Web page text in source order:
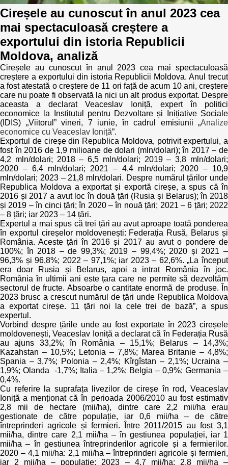
Rapoarte
Inițiative în derulare
Inițiative desfășurate
Manual de proceduri
Note & poziții​
Organigrama IDIS
Anunțuri
Consiliul consulativ internațional IDIS
Politici regionale
Bunele practici
Laborator sociometric
Transparența guvernării locale
People Watch
Proces democratic
Agenda Națională de Business
Puterea hibridă
15 minute de realism economic
Trend Hunter
Buletin EU-STRAT
Aplică la BUNELE PRACTICI
Transparența întreprinderilor de stat
Cele mai bune și cele mai proaste politici locale din
Moldova
Democrația, independența și transparența instituțiilor
publice-cheie din Moldova
Achiziții publice
Achizițiile publice în vizorul societății civile
Cireșele au cunoscut în anul 2023 cea
mai spectaculoasă creștere a
exportului din istoria Republicii
Moldova, analiză
Cireșele au cunoscut în anul 2023 cea mai spectaculoasă
creștere a exportului din istoria Republicii Moldova. Anul trecut
a fost atestată o creștere de 11 ori față de acum 10 ani, creștere
care nu poate fi observată la nici un alt produs exportat. Despre
aceasta a declarat Veaceslav Ioniță, expert în politici
economice la Institutul pentru Dezvoltare și Inițiative Sociale
(IDIS) „Viitorul” vineri, 7 iunie, în cadrul emisiunii „Analize
economice cu Veaceslav Ioniță”.
Exportul de cireșe din Republica Moldova, potrivit expertului, a
fost în 2016 de 1,9 milioane de dolari (mln/dolari); în 2017 – de
4,2 mln/dolari; 2018 – 6,5 mln/dolari; 2019 – 3,8 mln/dolari;
2020 – 6,4 mln/dolari; 2021 – 4,4 mln/dolari; 2020 – 10,9
mln/dolari; 2023 – 21,8 mln/dolari. Despre numărul țărilor unde
Republica Moldova a exportat și exportă cireșe, a spus că în
2016 și 2017 a avut loc în două țări (Rusia și Belarus); în 2018
și 2019 – în cinci țări; în 2020 – în nouă țări; 2021 – 6 țări; 2022
– 8 țări; iar 2023 – 14 țări.
Expertul a mai spus că trei țări au avut aproape toată ponderea
în exportul cireșelor moldovenești: Federația Rusă, Belarus și
România. Aceste țări în 2016 și 2017 au avut o pondere de
100%; în 2018 – de 99,3%; 2019 – 99,4%; 2020 și 2021 –
96,3% și 96,8%; 2022 – 97,1%; iar 2023 – 62,6%. „La început
era doar Rusia și Belarus, apoi a intrat România în joc.
România în ultimii ani este țara care ne permite să dezvoltăm
sectorul de fructe. Absoarbe o cantitate enormă de produse. În
2023 brusc a crescut numărul de țări unde Republica Moldova
a exportat cireșe. 11 țări noi la cele trei de bază”, a spus
expertul.
Vorbind despre țările unde au fost exportate în 2023 cireșele
moldovenești, Veaceslav Ioniță a declarat că în Federația Rusă
au ajuns 33,2%; în România – 15,1%; Belarus – 14,3%;
Kazahstan – 10,5%; Letonia – 7,8%; Marea Britanie – 4,8%;
Spania – 3,7%; Polonia – 2,4%; Kîrgîstan – 2,1%; Ucraina –
1,9%; Olanda -1,7%; Italia – 1,2%; Belgia – 0,9%; Germania –
0,4%.
Cu referire la suprafața livezilor de cireșe în rod, Veaceslav
Ioniță a menționat că în perioada 2006/2010 au fost estimativ
2,8 mii de hectare (mii/ha), dintre care 2,2 mii/ha erau
gestionate de către populație, iar 0,6 mii/ha – de către
întreprinderi agricole și fermieri. Între 2011/2015 au fost 3,1
mii/ha, dintre care 2,1 mii/ha – în gestiunea populației, iar 1
mii/ha – în gestiunea întreprinderilor agricole și a fermierilor.
2020 – 4,1 mii/ha: 2,1 mii/ha – întreprinderi agricole și fermieri,
iar 2 mii/ha – populație; 2023 – 4,7 mii/ha: 2,8 mii/ha –